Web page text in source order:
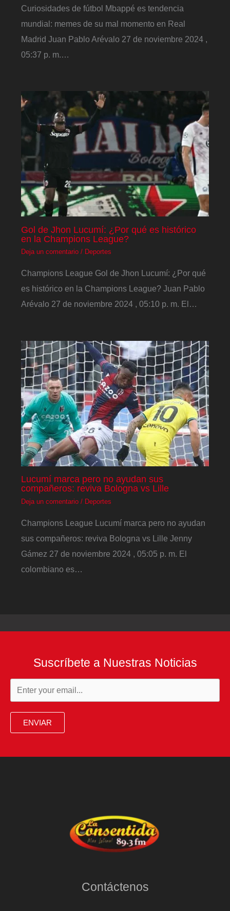
Curiosidades de fútbol Mbappé es tendencia
mundial: memes de su mal momento en Real
Madrid Juan Pablo Arévalo 27 de noviembre 2024 ,
05:37 p. m.…
Gol de Jhon Lucumí: ¿Por qué es histórico
en la Champions League?
Deja un comentario / Deportes
Champions League Gol de Jhon Lucumí: ¿Por qué
es histórico en la Champions League? Juan Pablo
Arévalo 27 de noviembre 2024 , 05:10 p. m. El…
Lucumí marca pero no ayudan sus
compañeros: reviva Bologna vs Lille
Deja un comentario / Deportes
Champions League Lucumí marca pero no ayudan
sus compañeros: reviva Bologna vs Lille Jenny
Gámez 27 de noviembre 2024 , 05:05 p. m. El
colombiano es…
Suscríbete a Nuestras Noticias
ENVIAR
Contáctenos